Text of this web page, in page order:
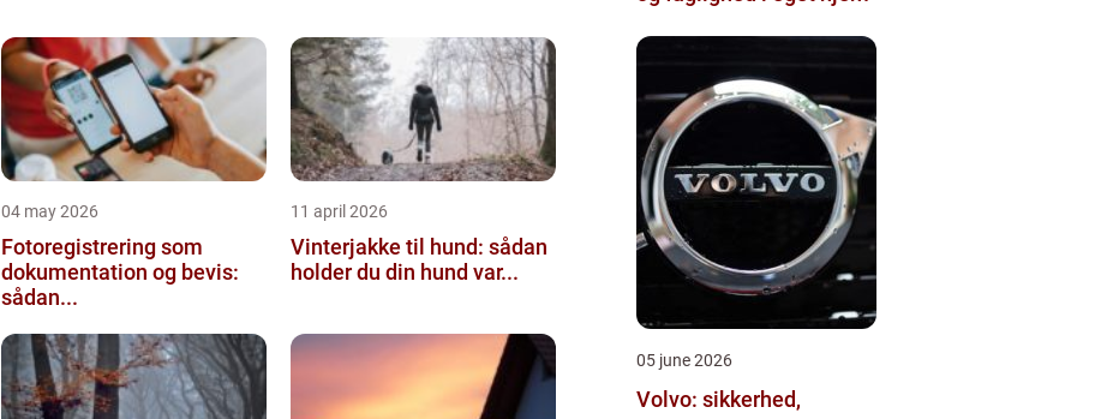
04 may 2026
Fotoregistrering som
dokumentation og bevis:
sådan...
11 april 2026
Vinterjakke til hund: sådan
holder du din hund var...
05 june 2026
Volvo: sikkerhed,